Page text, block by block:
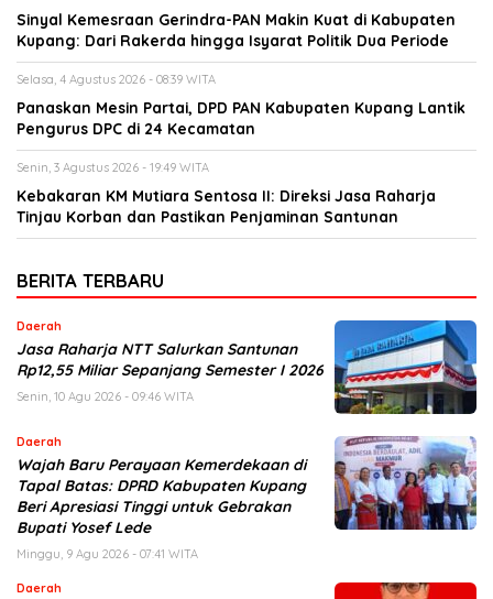
Sinyal Kemesraan Gerindra-PAN Makin Kuat di Kabupaten
Kupang: Dari Rakerda hingga Isyarat Politik Dua Periode
Selasa, 4 Agustus 2026 - 08:39 WITA
Panaskan Mesin Partai, DPD PAN Kabupaten Kupang Lantik
Pengurus DPC di 24 Kecamatan
Senin, 3 Agustus 2026 - 19:49 WITA
Kebakaran KM Mutiara Sentosa II: Direksi Jasa Raharja
Tinjau Korban dan Pastikan Penjaminan Santunan
BERITA TERBARU
Daerah
Jasa Raharja NTT Salurkan Santunan
Rp12,55 Miliar Sepanjang Semester I 2026
Senin, 10 Agu 2026 - 09:46 WITA
Daerah
Wajah Baru Perayaan Kemerdekaan di
Tapal Batas: DPRD Kabupaten Kupang
Beri Apresiasi Tinggi untuk Gebrakan
Bupati Yosef Lede
Minggu, 9 Agu 2026 - 07:41 WITA
Daerah